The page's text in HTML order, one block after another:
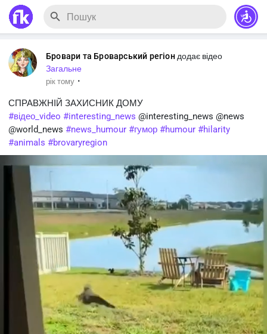
Бровари та Броварський регіон додає відео
Загальне
рік тому ·
СПРАВЖНІЙ ЗАХИСНИК ДОМУ
#відео_video #interesting_news @interesting_news @news
@world_news #news_humour #гумор #humour #hilarity
#animals #brovaryregion